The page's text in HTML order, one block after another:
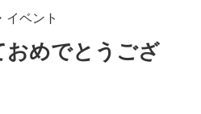
イベント
おめでとうござ